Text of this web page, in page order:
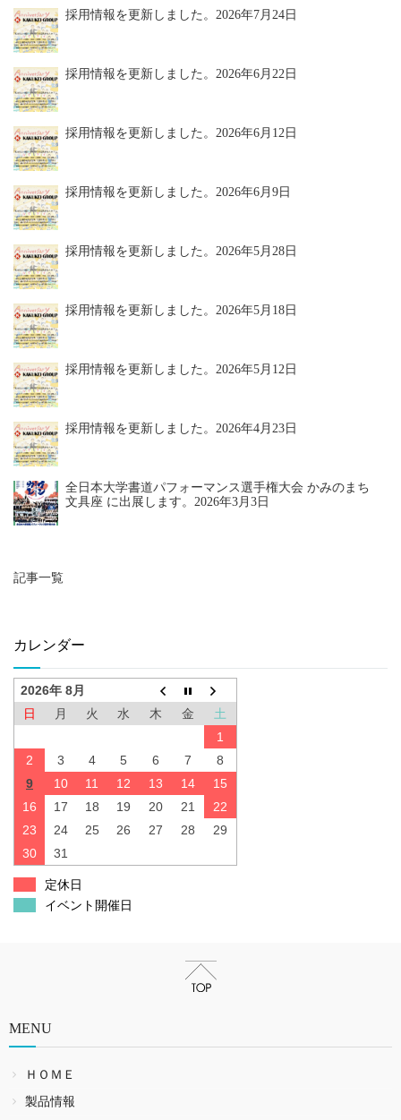
採用情報を更新しました。 2026年7月24日
採用情報を更新しました。 2026年6月22日
採用情報を更新しました。 2026年6月12日
採用情報を更新しました。 2026年6月9日
採用情報を更新しました。 2026年5月28日
採用情報を更新しました。 2026年5月18日
採用情報を更新しました。 2026年5月12日
採用情報を更新しました。 2026年4月23日
全日本大学書道パフォーマンス選手権大会 かみのまち
文具座 に出展します。 2026年3月3日
記事一覧
カレンダー
2026年 8月
日
月 火 水 木 金
土
1
2
3 4 5 6 7
8
9
10 11 12 13 14
15
16
17 18 19 20 21
22
23
24 25 26 27 28
29
30
31
定休日
イベント開催日
MENU
ＨＯＭＥ
製品情報